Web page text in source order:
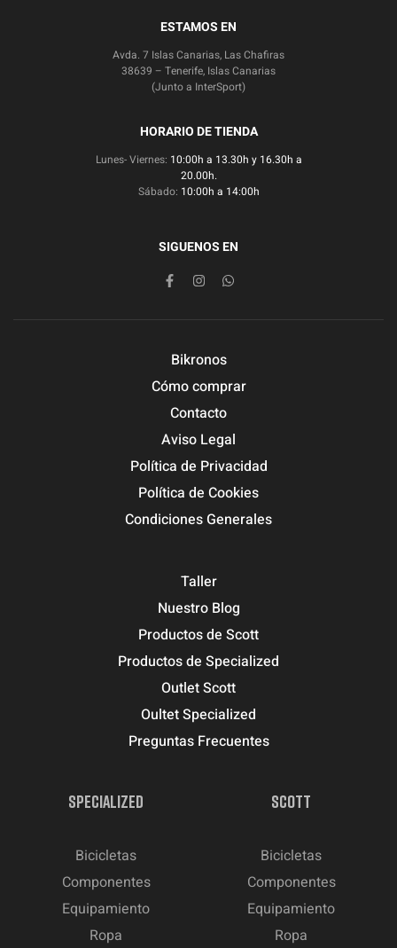
ESTAMOS EN
Avda. 7 Islas Canarias, Las Chafiras
38639 – Tenerife, Islas Canarias
(Junto a InterSport)
HORARIO DE TIENDA
Lunes- Viernes: 10:00h a 13.30h y 16.30h a
20.00h.
Sábado: 10:00h a 14:00h
SIGUENOS EN
Bikronos
Cómo comprar
Contacto
Aviso Legal
Política de Privacidad
Política de Cookies
Condiciones Generales
Taller
Nuestro Blog
Productos de Scott
Productos de Specialized
Outlet Scott
Oultet Specialized
Preguntas Frecuentes
SPECIALIZED
Bicicletas
Componentes
Equipamiento
Ropa
SCOTT
Bicicletas
Componentes
Equipamiento
Ropa